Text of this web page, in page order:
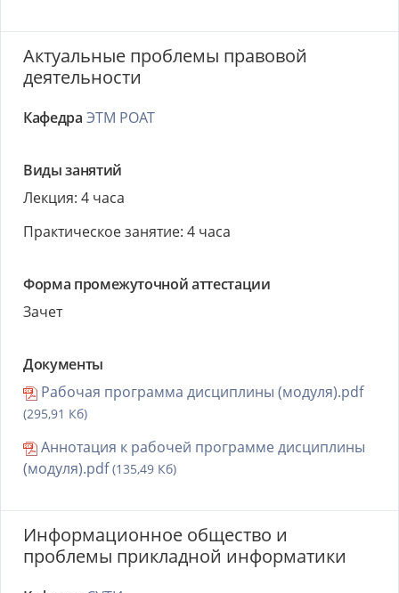
Актуальные проблемы правовой
деятельности
Кафедра ЭТМ РОАТ
Виды занятий
Лекция: 4 часа
Практическое занятие: 4 часа
Форма промежуточной аттестации
Зачет
Документы
Рабочая программа дисциплины (модуля).pdf
(295,91 Кб)
Аннотация к рабочей программе дисциплины
(модуля).pdf(135,49 Кб)
Информационное общество и
проблемы прикладной информатики